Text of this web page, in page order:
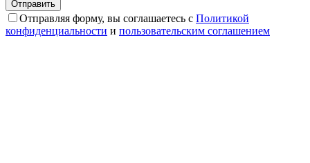
Отправляя форму, вы соглашаетесь с Политикой
конфиденциальности и пользовательским соглашением